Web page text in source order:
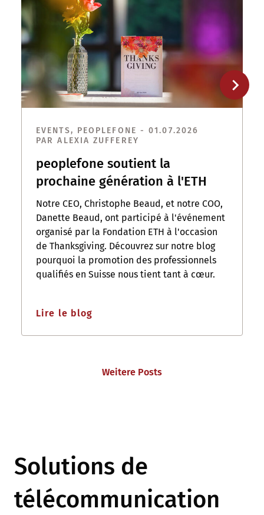
EVENTS, PEOPLEFONE - 01.07.2026
PAR ALEXIA ZUFFEREY
peoplefone soutient la
prochaine génération à l'ETH
Notre CEO, Christophe Beaud, et notre COO,
Danette Beaud, ont participé à l'événement
organisé par la Fondation ETH à l'occasion
de Thanksgiving. Découvrez sur notre blog
pourquoi la promotion des professionnels
qualifiés en Suisse nous tient tant à cœur.
Lire le blog
Weitere Posts
Solutions de
télécommunication